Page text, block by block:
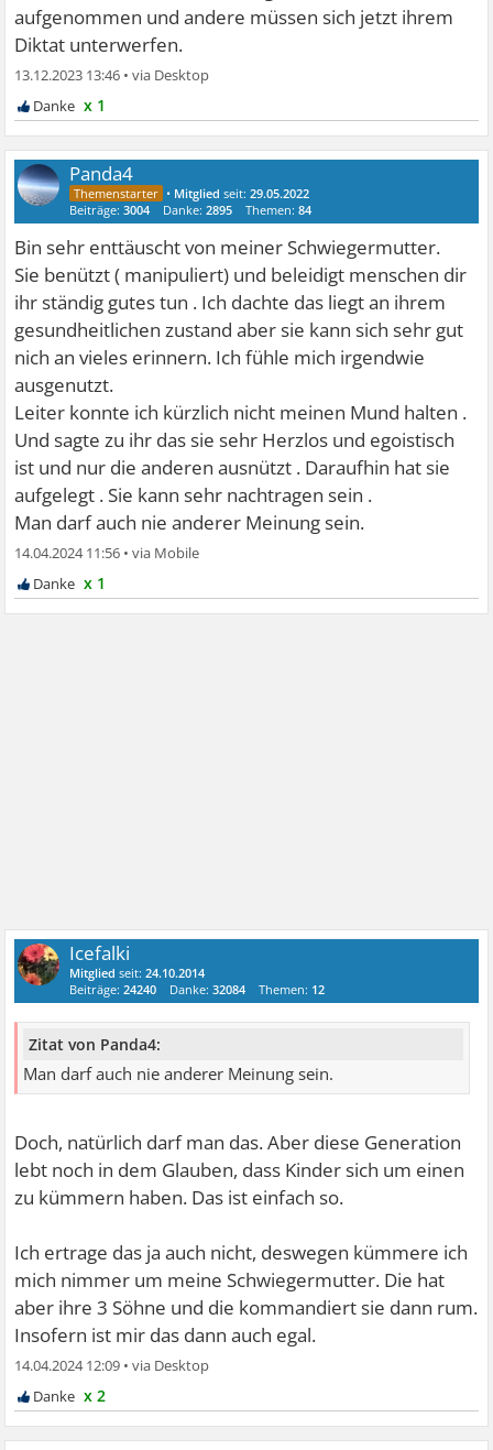
aufgenommen und andere müssen sich jetzt ihrem
Diktat unterwerfen.
13.12.2023 13:46 •
x 1
Panda4
• Mitglied seit:29.05.2022
Beiträge:3004 Danke:2895 Themen:84
Bin sehr enttäuscht von meiner Schwiegermutter.
Sie benützt ( manipuliert) und beleidigt menschen dir
ihr ständig gutes tun . Ich dachte das liegt an ihrem
gesundheitlichen zustand aber sie kann sich sehr gut
nich an vieles erinnern. Ich fühle mich irgendwie
ausgenutzt.
Leiter konnte ich kürzlich nicht meinen Mund halten .
Und sagte zu ihr das sie sehr Herzlos und egoistisch
ist und nur die anderen ausnützt . Daraufhin hat sie
aufgelegt . Sie kann sehr nachtragen sein .
Man darf auch nie anderer Meinung sein.
14.04.2024 11:56 •
x 1
Icefalki
Mitglied seit:24.10.2014
Beiträge:24240 Danke:32084 Themen: 12
Zitat von Panda4:
Man darf auch nie anderer Meinung sein.
Doch, natürlich darf man das. Aber diese Generation
lebt noch in dem Glauben, dass Kinder sich um einen
zu kümmern haben. Das ist einfach so.
Ich ertrage das ja auch nicht, deswegen kümmere ich
mich nimmer um meine Schwiegermutter. Die hat
aber ihre 3 Söhne und die kommandiert sie dann rum.
Insofern ist mir das dann auch egal.
14.04.2024 12:09 •
x 2